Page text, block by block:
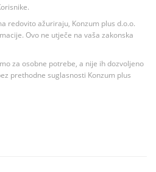
redovito ažuriraju, Konzum plus d.o.o.
Ovo ne utječe na vaša zakonska
za osobne potrebe, a nije ih dozvoljeno
prethodne suglasnosti Konzum plus